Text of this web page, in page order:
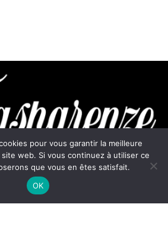
+33 6 21 33 96 85
pour vous garantir la meilleure
web. Si vous continuez à utiliser ce
que vous en êtes satisfait.
OK